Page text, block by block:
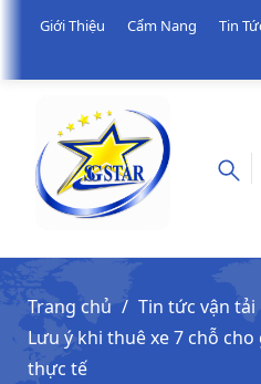
Giới Thiệu Cẩm Nang Tin
Trang chủ
Tin tức vận tải
Lưu ý khi thuê xe 7 chỗ
thực tế